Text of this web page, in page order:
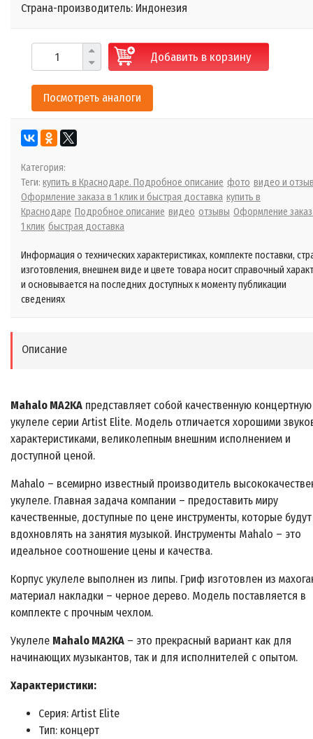
Страна-производитель: Индонезия
Добавить в корзину
Посмотреть аналоги
Категория:
Теги: купить в Краснодаре. Подробное описание фото видео и
Оформление заказа в 1 клик и быстрая доставка купить в
Краснодаре Подробное описание видео отзывы Оформление
1 клик быстрая доставка
Информация о технических характеристиках, комплекте поставки,
изготовления, внешнем виде и цвете товара носит справочный
и основывается на последних доступных к моменту публикации
сведениях
Описание
Mahalo MA2KA представляет собой качественную концертную
укулеле серии Artist Elite. Модель отличается хорошими
характеристиками, великолепным внешним исполнением и
доступной ценой.
Mahalo – всемирно известный производитель
укулеле. Главная задача компании – предоставить миру
качественные, доступные по цене инструменты, которые будут
вдохновлять на занятия музыкой. Инструменты Mahalo – это
идеальное соотношение цены и качества.
Корпус укулеле выполнен из липы. Гриф изготовлен из
материал накладки – черное дерево. Модель поставляется в
комплекте с прочным чехлом.
Укулеле Mahalo MA2KA – это прекрасный вариант как для
начинающих музыкантов, так и для исполнителей с опытом.
Характеристики:
Серия: Artist Elite
Тип: концерт